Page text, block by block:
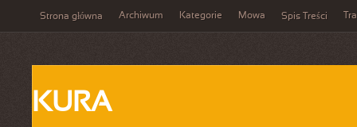
Strona główna Archiwum Kategorie Mowa Spis Treści
KURA